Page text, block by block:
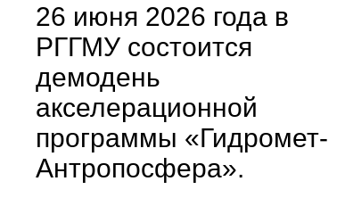
26 июня 2026 года в
РГГМУ состоится
демодень
акселерационной
программы «Гидромет-
Антропосфера».